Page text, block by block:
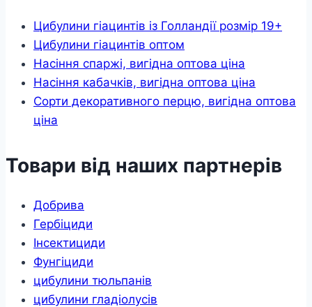
Цибулини гіацинтів із Голландії розмір 19+
Цибулини гіацинтів оптом
Насіння спаржі, вигідна оптова ціна
Насіння кабачків, вигідна оптова ціна
Сорти декоративного перцю, вигідна оптова
ціна
Товари від наших партнерів
Добрива
Гербіциди
Інсектициди
Фунгіциди
цибулини тюльпанів
цибулини гладіолусів